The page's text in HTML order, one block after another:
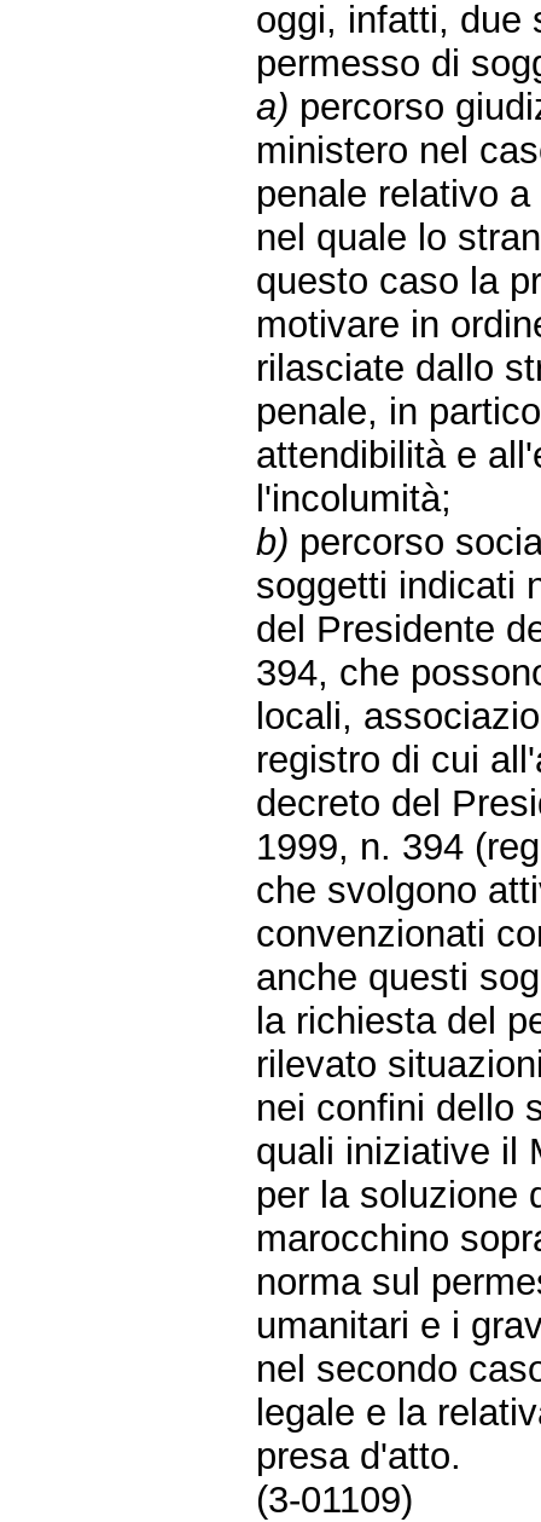
oggi, infatti, due
permesso di
a) percorso
ministero nel
penale relativo
nel quale lo
questo caso la
motivare in
rilasciate dallo
penale, in
attendibilità e
l'incolumità;
b) percorso
soggetti indicati
del Presidente
394, che
locali,
registro di cui
decreto del
1999, n. 394
che svolgono
convenzionati
anche questi
la richiesta del
rilevato
nei confini dello
quali iniziative il
per la soluzione
marocchino
norma sul
umanitari e i
nel secondo
legale e la
presa d'atto.
(3-01109)